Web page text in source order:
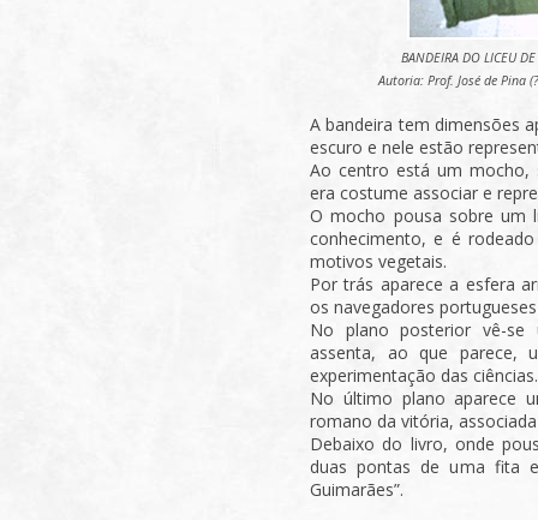
BANDEIRA DO LICEU
Autoria: Prof. José de Pina (?),
A bandeira tem dimensões
escuro e nele estão
Ao centro está um mocho,
era costume associar e
O mocho pousa sobre um
conhecimento, e é
motivos vegetais.
Por trás aparece a esfera
os navegadores
No plano posterior vê-se
assenta, ao que parece,
experimentação das ciências.
No último plano aparece
romano da vitória,
Debaixo do livro, onde
duas pontas de uma fita
Guimarães”.